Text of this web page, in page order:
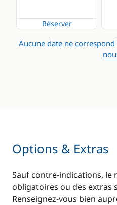
Réserver
Aucune date ne correspond
Options & Extras
Sauf contre-indications, le
obligatoires ou des extras
Renseignez-vous bien